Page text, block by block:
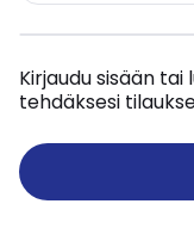
Kirjaudu sisään
tehdäksesi